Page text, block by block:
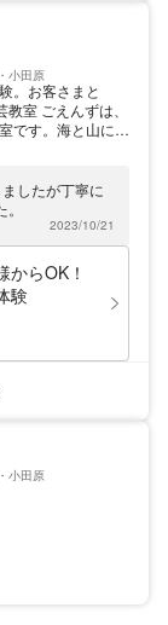
躍する館長の佐藤
しかな技術を持っ
中のイメージを形
や箱根
当工房にもお立ち
出にあなただけの
小田原
。お客さまと
室 ごえんずは、
です。海と山に囲
ラして陶芸作家に
まれたこの地で工
房をもてたのは、
ん”があったから
持ちを忘れずに、
”を大切にしたい
くれる時間です。
、初めての方でも
やご家族、お一人
かけて焼き上げま
完成いたしま
考えています。皆
したが丁寧に
2023/10/21
からOK！
験
小田原